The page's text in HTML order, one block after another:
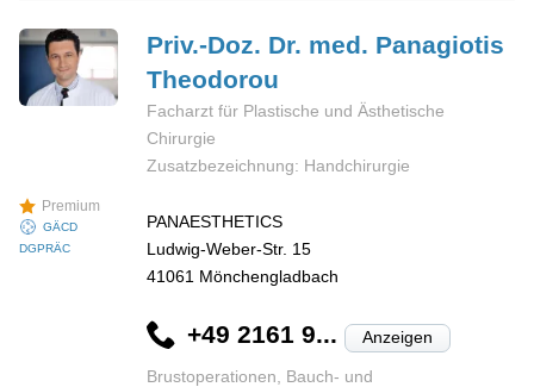
Premium
GÄCD
DGPRÄC
Priv.-Doz. Dr. med. Panagiotis
Theodorou
Facharzt für Plastische und Ästhetische
Chirurgie
Zusatzbezeichnung: Handchirurgie
PANAESTHETICS
Ludwig-Weber-Str. 15
41061 Mönchengladbach
+49 2161 9... Anzeigen
Brustoperationen, Bauch- und